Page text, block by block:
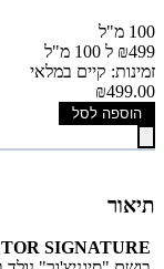
100 מ"ל
₪499 ל 100 מ"ל
זמינות: קיים במלאי
₪499.00
הוספה לסל
תיאור
SIGNATURE